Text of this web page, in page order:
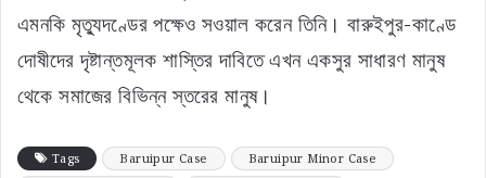
এমনকি মৃত্যুদণ্ডের পক্ষেও সওয়াল করেন তিনি। বারুইপুর-কাণ্ডে
দোষীদের দৃষ্টান্তমূলক শাস্তির দাবিতে এখন একসুর সাধারণ মানুষ
থেকে সমাজের বিভিন্ন স্তরের মানুষ।
Tags Baruipur Case
Baruipur Minor Case